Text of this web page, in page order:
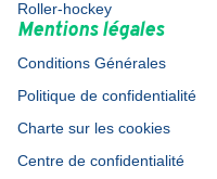
Roller-hockey
Mentions légales
Conditions Générales
Politique de confidentialité
Charte sur les cookies
Centre de confidentialité